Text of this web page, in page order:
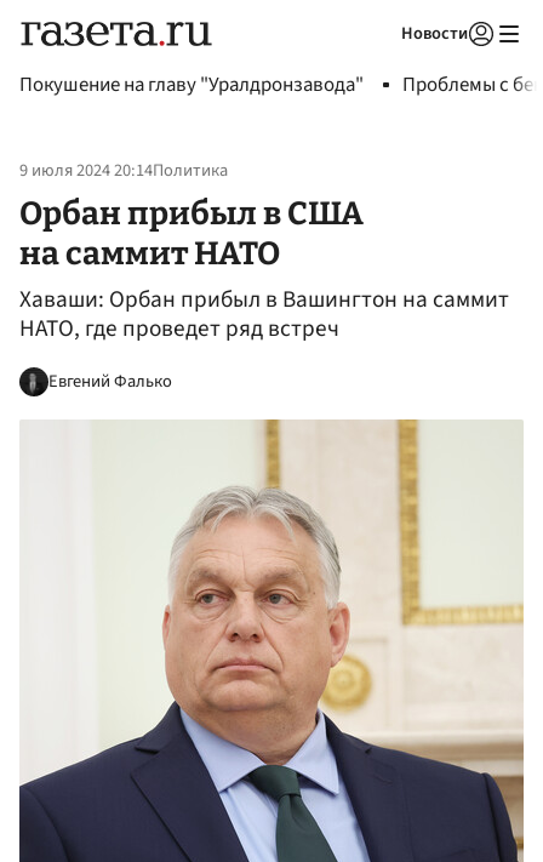
Новости
Покушение на главу "Уралдронзавода" Проблемы с
9 июля 2024 20:14Политика
Орбан прибыл в США
на саммит НАТО
Хаваши: Орбан прибыл в Вашингтон на саммит
НАТО, где проведет ряд встреч
Евгений Фалько